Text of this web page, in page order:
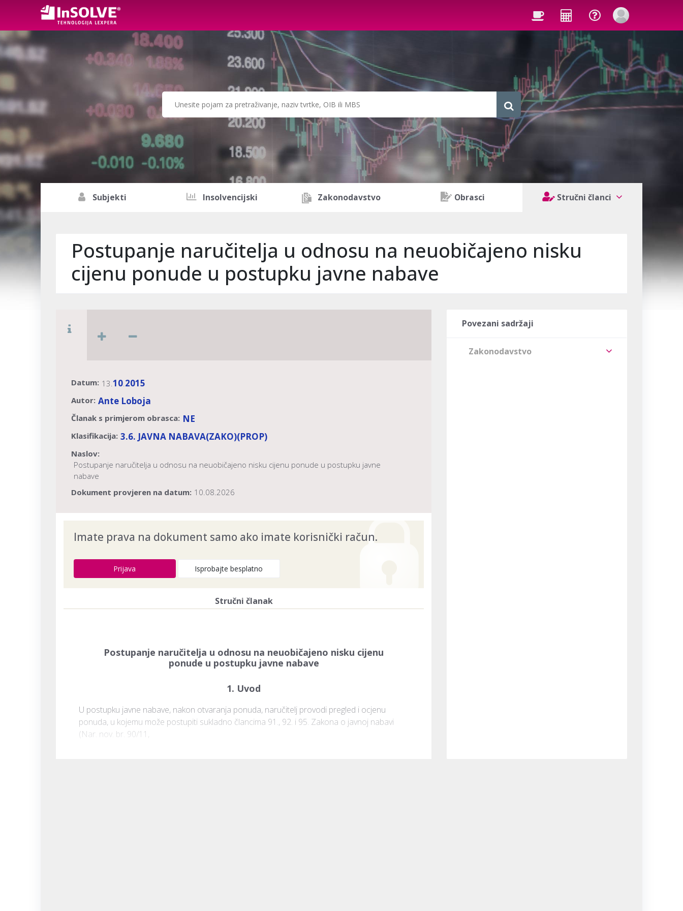
Subjekti Insolvencijski Zakonodavstvo Obrasci Stručni članci
Postupanje naručitelja u odnosu na neuobičajeno nisku
cijenu ponude u postupku javne nabave
Datum: 13.10.2015
Autor: Ante Loboja
Članak s primjerom obrasca: NE
Klasifikacija: 3.6. JAVNA NABAVA(ZAKO)(PROP)
Naslov:
Postupanje naručitelja u odnosu na neuobičajeno nisku cijenu ponude u postupku javne
nabave
Dokument provjeren na datum: 10.08.2026
Imate prava na dokument samo ako imate korisnički račun.
Prijava Isprobajte besplatno
Stručni članak
Postupanje naručitelja u odnosu na neuobičajeno nisku cijenu
ponude u postupku javne nabave
1. Uvod
U postupku javne nabave, nakon otvaranja ponuda, naručitelj provodi pregled i ocjenu
ponuda, u kojemu može postupiti sukladno člancima 91., 92. i 95. Zakona o javnoj nabavi
(Nar. nov. br. 90/11,
Povezani sadržaji
Zakonodavstvo